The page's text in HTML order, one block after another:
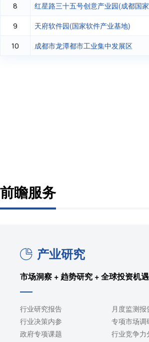
8 红星路三十五号创意产业园(成都国
9 天府软件园(国家软件产业基地)
10 成都市龙潭都市工业集中发展区
前瞻服务
产业研究
市场洞察 + 趋势研究 + 全球投资机
行业研究报告
月度监测报
行业决策内参
专项市场调
政府专项课题
行业竞争力